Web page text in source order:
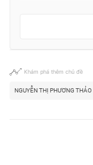
Khám phá thêm chủ đề
NGUYỄN THỊ PHƯƠNG THẢO